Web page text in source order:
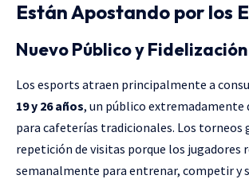
Están Apostando por los
Nuevo Público y Fidelización
Los esports atraen principalmente a
19 y 26 años, un público
para cafeterías tradicionales. Los torneos
repetición de visitas porque los jugadores
semanalmente para entrenar, competir y